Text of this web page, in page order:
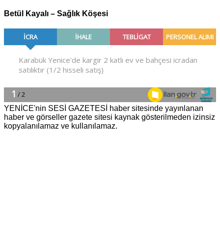
Betül Kayalı – Sağlık Köşesi
YENİCE'nin SESİ GAZETESİ haber sitesinde yayınlanan
haber ve görseller gazete sitesi kaynak gösterilmeden izinsiz
kopyalanılamaz ve kullanılamaz.